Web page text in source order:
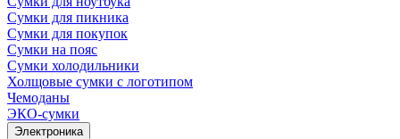
Сумки для пикника
Сумки для покупок
Сумки на пояс
Сумки холодильники
Холщовые сумки с логотипом
Чемоданы
ЭКО-сумки
Электроника